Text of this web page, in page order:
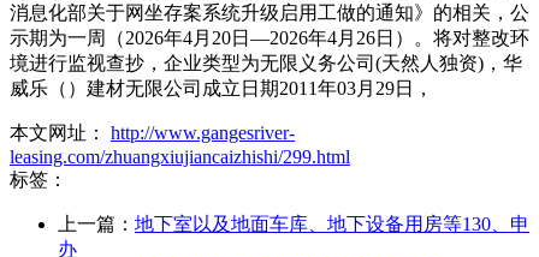
消息化部关于网坐存案系统升级启用工做的通知》的相关，公
示期为一周（2026年4月20日—2026年4月26日）。将对整改环
境进行监视查抄，企业类型为无限义务公司(天然人独资)，华
威乐（）建材无限公司成立日期2011年03月29日，
本文网址： http://www.gangesriver-
leasing.com/zhuangxiujiancaizhishi/299.html
标签：
上一篇： 地下室以及地面车库、地下设备用房等130、申
办